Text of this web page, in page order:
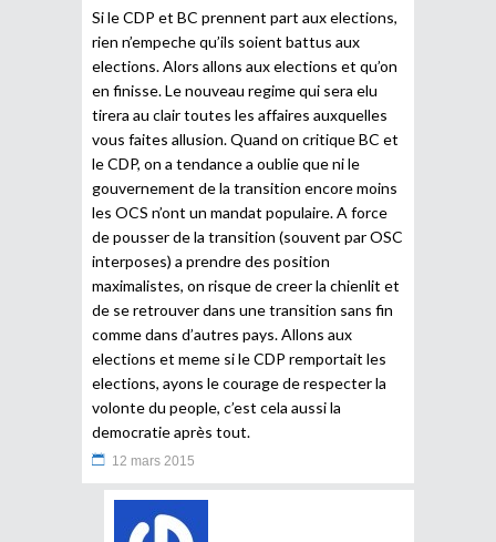
Si le CDP et BC prennent part aux elections,
rien n’empeche qu’ils soient battus aux
elections. Alors allons aux elections et qu’on
en finisse. Le nouveau regime qui sera elu
tirera au clair toutes les affaires auxquelles
vous faites allusion. Quand on critique BC et
le CDP, on a tendance a oublie que ni le
gouvernement de la transition encore moins
les OCS n’ont un mandat populaire. A force
de pousser de la transition (souvent par OSC
interposes) a prendre des position
maximalistes, on risque de creer la chienlit et
de se retrouver dans une transition sans fin
comme dans d’autres pays. Allons aux
elections et meme si le CDP remportait les
elections, ayons le courage de respecter la
volonte du people, c’est cela aussi la
democratie après tout.
12 mars 2015